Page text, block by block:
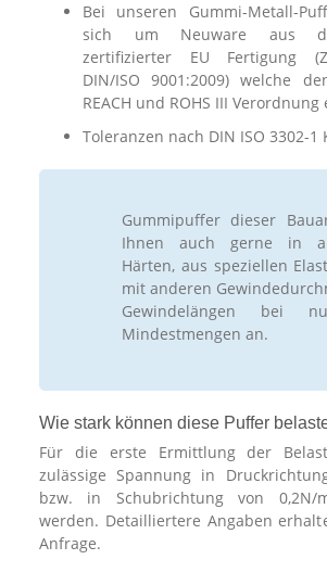
Bei unseren Gummi-Metall-
sich um Neuware aus
zertifizierter EU Fertigung
DIN/ISO 9001:2009) welche
REACH und ROHS III
Toleranzen nach DIN ISO 3302-1
Gummipuffer dieser
Ihnen auch gerne in
Härten, aus speziellen
mit anderen
Gewindelängen bei
Mindestmengen an.
Wie stark können diese Puffer
Für die erste Ermittlung der
zulässige Spannung in
bzw. in Schubrichtung von 0,2N/
werden. Detailliertere Angaben
Anfrage.